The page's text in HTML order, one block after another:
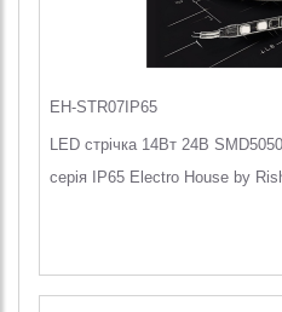
EH-STR07IP65
LED стрічка 14Вт 24В
серія IP65 Electro House by